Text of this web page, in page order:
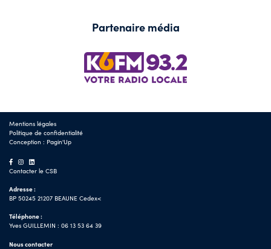
Partenaire média
Mentions légales
Politique de confidentialité
Conception : Pagin'Up
Contacter le CSB
Adresse :
BP 50245 21207 BEAUNE Cedex<
Téléphone :
Yves GUILLEMIN : 06 13 53 64 39
Nous contacter